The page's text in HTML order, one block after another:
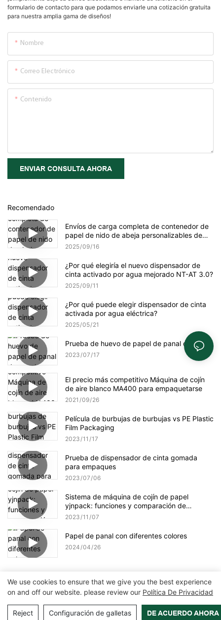
formulario de contacto para que podamos enviarle una cotización gratuita
para nuestra amplia gama de diseños!
Nombre
Correo Electrónico
Contenido
ENVIAR CONSULTA AHORA
Recomendado
Envíos de carga completa de contenedor de
papel de nido de abeja personalizables de
YJNPACK
2025 09 16
¿Por qué elegiría el nuevo dispensador de
cinta activado por agua mejorado NT-AT 3.0?
2025 09 11
¿Por qué puede elegir dispensador de cinta
activada por agua eléctrica?
2025 05 21
Prueba de huevo de papel de panal de panal
2023 07 17
El precio más competitivo Máquina de cojín
de aire blanco MA400 para empaquetarse
2021 09 26
Película de burbujas de burbujas vs PE Plastic
Film Packaging
2023 11 17
Prueba de dispensador de cinta gomada
para empaques
2023 07 06
Sistema de máquina de cojín de papel
yjnpack: funciones y comparación de
selección de papel
2023 11 07
Papel de panal con diferentes colores
2024 04 26
Copyright © 2026 Zhangzhou Air Power Packaging Equipment Co.,
Ltd. |
Mapa del sitio Política de privacidad
We use cookies to ensure that we give you the best experience
on and off our website. please review our Política De Privacidad
Reject Configuración de galletas DE ACUERDO AHORA